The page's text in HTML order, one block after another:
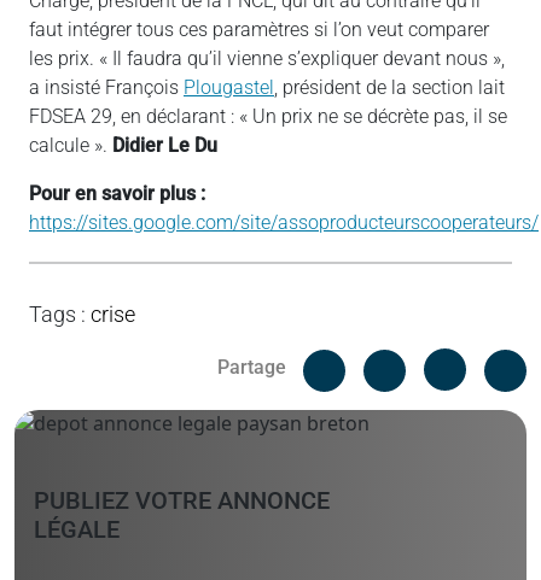
faut intégrer tous ces paramètres si l’on veut comparer
les prix. « Il faudra qu’il vienne s’expliquer devant nous »,
a insisté François Plougastel , président de la section lait
FDSEA 29, en déclarant : « Un prix ne se décrète pas, il se
calcule ». Didier Le Du
Pour en savoir plus :
https://sites.google.com/site/assoproducteurscooperateurs/
Tags : crise
Partage
Facebook
Linked
PUBLIEZ VOTRE ANNONCE
LÉGALE